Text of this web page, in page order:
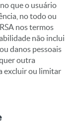
que o usuário
no todo ou
nos termos
não inclui
danos pessoais
outra
excluir ou limitar